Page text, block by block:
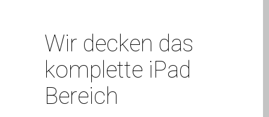
Reparatur mit Ihrem
Apple?
Werbeplakat – Apple-Mac-
Wir decken das
komplette iPad
Bereich